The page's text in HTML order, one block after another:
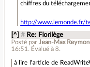
chiffres du
http://www.lemonde.fr/
[^] # Re: Florilège
Posté parJean-Max
16:51. Évalué à8.
à lire l'article de